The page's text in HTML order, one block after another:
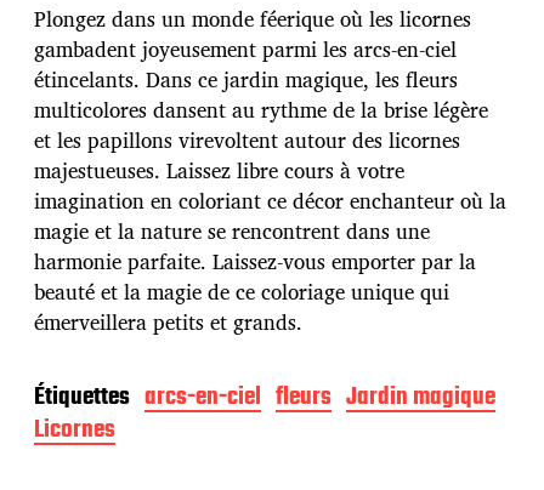
e
p
u
b
l
i
c
a
t
i
o
n
Plongez dans un monde féerique où les licornes
gambadent joyeusement parmi les arcs-en-ciel
étincelants. Dans ce jardin magique, les fleurs
multicolores dansent au rythme de la brise légère
et les papillons virevoltent autour des licornes
majestueuses. Laissez libre cours à votre
imagination en coloriant ce décor enchanteur où la
magie et la nature se rencontrent dans une
harmonie parfaite. Laissez-vous emporter par la
beauté et la magie de ce coloriage unique qui
émerveillera petits et grands.
Étiquettes arcs-en-ciel fleurs Jardin magique
Licornes